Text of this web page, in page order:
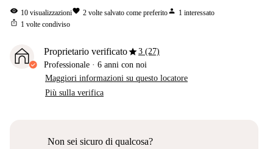
visibility 10 visualizzazionifavorite 2 volte salvato come preferitoperson 1 interessato
ios_share 1 volte condiviso
Proprietario verificatostar3 (27)
Professionale · 6 anni con noi
Maggiori informazioni su questo locatore
Più sulla verifica
Non sei sicuro di qualcosa?